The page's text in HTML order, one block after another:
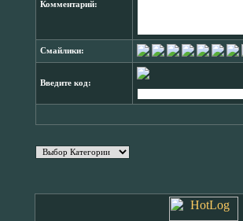
Комментарий:
Смайлики:
Введите код: